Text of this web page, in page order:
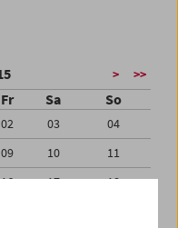
> >>
Fr Sa So
02 03
04
09 10
11
16 17
18